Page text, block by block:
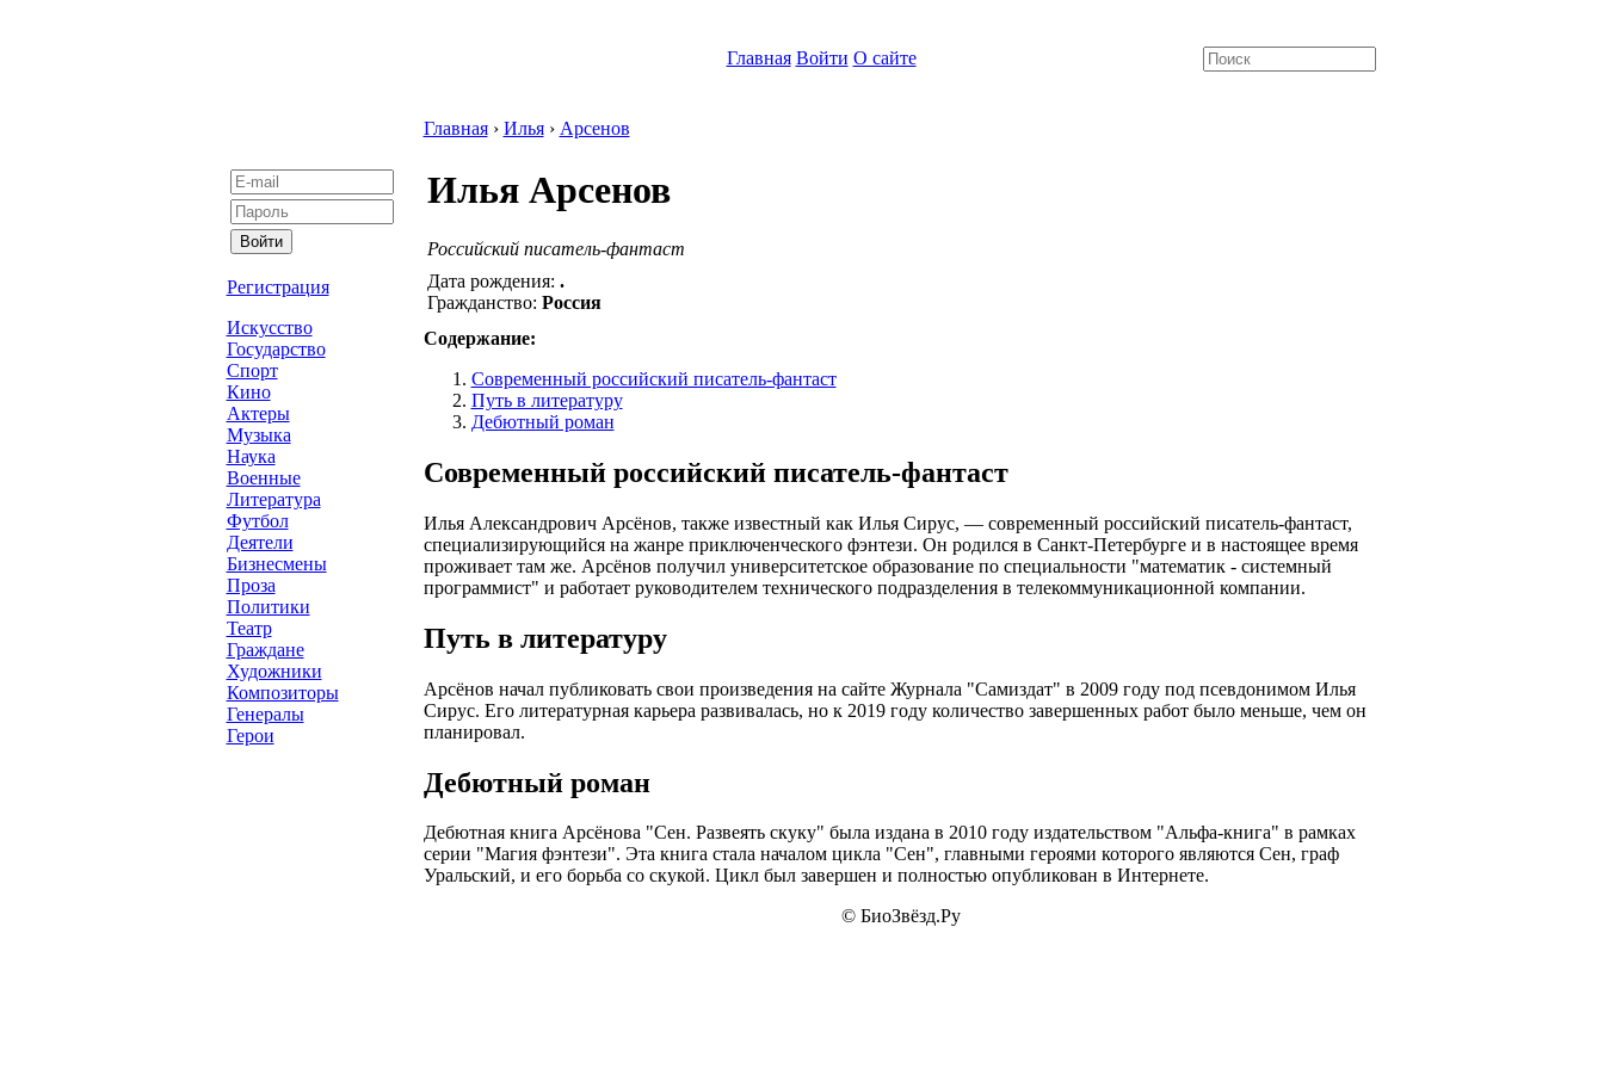
Главная Войти О сайте
Регистрация
Искусство
Государство
Спорт
Кино
Актеры
Музыка
Наука
Военные
Литература
Футбол
Деятели
Бизнесмены
Проза
Политики
Театр
Граждане
Художники
Композиторы
Генералы
Герои
Главная› Илья› Арсенов
Илья Арсенов
Российский писатель-фантаст
Дата рождения: .
Гражданство: Россия
Содержание:
Современный российский писатель-фантаст
Путь в литературу
Дебютный роман
Современный российский писатель-фантаст
Илья Александрович Арсёнов, также известный как Илья Сирус, — современный российский писатель-фантаст,
специализирующийся на жанре приключенческого фэнтези. Он родился в Санкт-Петербурге и в настоящее время
проживает там же. Арсёнов получил университетское образование по специальности "математик - системный
программист" и работает руководителем технического подразделения в телекоммуникационной компании.
Путь в литературу
Арсёнов начал публиковать свои произведения на сайте Журнала "Самиздат" в 2009 году под псевдонимом Илья
Сирус. Его литературная карьера развивалась, но к 2019 году количество завершенных работ было меньше, чем он
планировал.
Дебютный роман
Дебютная книга Арсёнова "Сен. Развеять скуку" была издана в 2010 году издательством "Альфа-книга" в рамках
серии "Магия фэнтези". Эта книга стала началом цикла "Сен", главными героями которого являются Сен, граф
Уральский, и его борьба со скукой. Цикл был завершен и полностью опубликован в Интернете.
© БиоЗвёзд.Ру